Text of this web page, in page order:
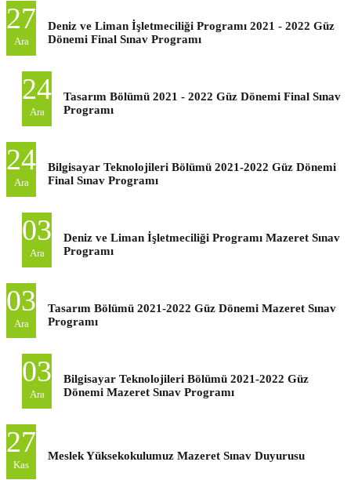
27
Ara
Deniz ve Liman İşletmeciliği Programı 2021 - 2022 Güz
Dönemi Final Sınav Programı
24
Ara
Tasarım Bölümü 2021 - 2022 Güz Dönemi Final Sınav
Programı
24
Ara
Bilgisayar Teknolojileri Bölümü 2021-2022 Güz Dönemi
Final Sınav Programı
03
Ara
Deniz ve Liman İşletmeciliği Programı Mazeret Sınav
Programı
03
Ara
Tasarım Bölümü 2021-2022 Güz Dönemi Mazeret Sınav
Programı
03
Ara
Bilgisayar Teknolojileri Bölümü 2021-2022 Güz
Dönemi Mazeret Sınav Programı
27
Kas
Meslek Yüksekokulumuz Mazeret Sınav Duyurusu